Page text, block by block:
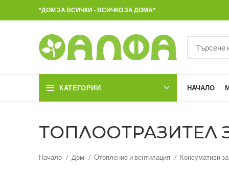
"ДОМ ЗА ВСИЧКИ - ВСИЧКО ЗА ДОМА"
КАТЕГОРИИ НАЧАЛО
ТОПЛООТРАЗИТЕЛ
Начало Дом Отопление и вентилация Консумативи